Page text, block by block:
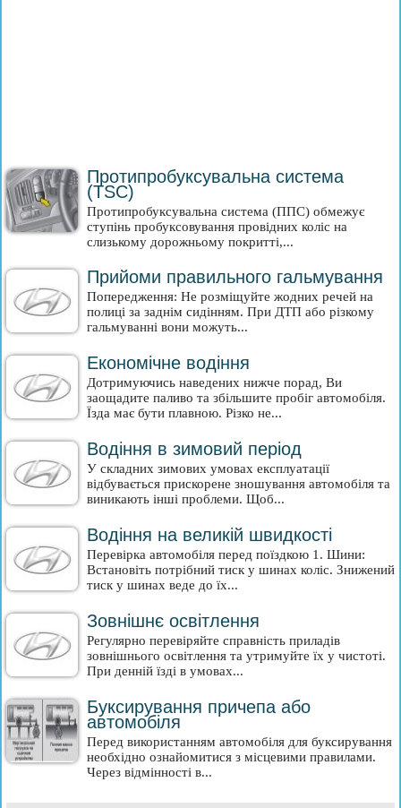
Протипробуксувальна система
(TSC)
Протипробуксувальна система (ППС) обмежує
ступінь пробуксовування провідних коліс на
слизькому дорожньому покритті,...
Прийоми правильного гальмування
Попередження: Не розміщуйте жодних речей на
полиці за заднім сидінням. При ДТП або різкому
гальмуванні вони можуть...
Економічне водіння
Дотримуючись наведених нижче порад, Ви
заощадите паливо та збільшите пробіг автомобіля.
Їзда має бути плавною. Різко не...
Водіння в зимовий період
У складних зимових умовах експлуатації
відбувається прискорене зношування автомобіля та
виникають інші проблеми. Щоб...
Водіння на великій швидкості
Перевірка автомобіля перед поїздкою 1. Шини:
Встановіть потрібний тиск у шинах коліс. Знижений
тиск у шинах веде до їх...
Зовнішнє освітлення
Регулярно перевіряйте справність приладів
зовнішнього освітлення та утримуйте їх у чистоті.
При денній їзді в умовах...
Буксирування причепа або
автомобіля
Перед використанням автомобіля для буксирування
необхідно ознайомитися з місцевими правилами.
Через відмінності в...